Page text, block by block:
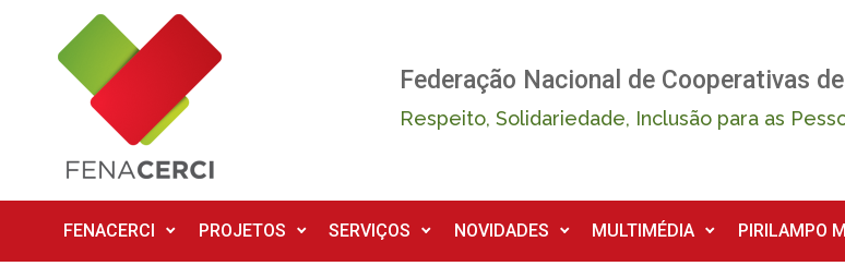
Skip to main content
Federação Nacional de Cooperativas
Respeito, Solidariedade, Inclusão para as
FENACERCI PROJETOS SERVIÇOS NOVIDADES MULTIMÉDIA PIRILAMPO